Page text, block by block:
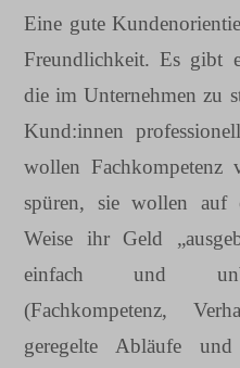
Eine gute
Freundlichkeit. Es gibt
die im Unternehmen zu
Kund:innen
wollen Fachkompetenz
spüren, sie wollen auf
Weise ihr Geld
einfach und
(Fachkompetenz,
geregelte Abläufe